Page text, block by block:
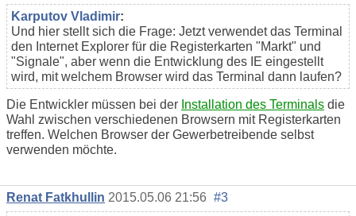
Karputov Vladimir:
Und hier stellt sich die Frage: Jetzt verwendet das Terminal
den Internet Explorer für die Registerkarten "Markt" und
"Signale", aber wenn die Entwicklung des IE eingestellt
wird, mit welchem Browser wird das Terminal dann laufen?
Die Entwickler müssen bei der Installation des Terminals die
Wahl zwischen verschiedenen Browsern mit Registerkarten
treffen. Welchen Browser der Gewerbetreibende selbst
verwenden möchte.
Renat Fatkhullin 2015.05.06 21:56 #3